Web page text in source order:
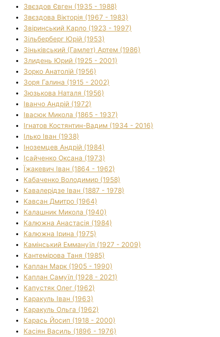
Звєздов Євген (1935 - 1988)
Звєздова Вікторія (1967 - 1983)
Звіринський Карло (1923 - 1997)
Зільберберг Юрій (1953)
Зіньківський (Гамлет) Артем (1986)
Злидень Юрий (1925 - 2001)
Зорко Анатолій (1956)
Зоря Галина (1915 - 2002)
Зюзькова Наталя (1956)
Іванчо Андрій (1972)
Івасюк Микола (1865 - 1937)
Ігнатов Костянтин-Вадим (1934 - 2016)
Ілько Іван (1938)
Іноземцев Андрій (1984)
Ісайченко Оксана (1973)
Їжакевич Іван (1864 - 1962)
Кабаченко Володимир (1958)
Кавалерідзе Іван (1887 - 1978)
Кавсан Дмитро (1964)
Калашник Микола (1940)
Калюжна Анастасія (1984)
Калюжна Ірина (1975)
Камінський Еммануїл (1927 - 2009)
Кантемірова Таня (1985)
Каплан Марк (1905 - 1990)
Каплан Самуїл (1928 - 2021)
Капустяк Олег (1962)
Каракуль Іван (1963)
Каракуль Ольга (1962)
Карась Йосип (1918 - 2000)
Касіян Василь (1896 - 1976)